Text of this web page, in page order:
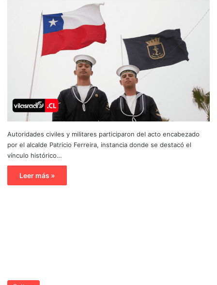
Autoridades civiles y militares participaron del acto encabezado
por el alcalde Patricio Ferreira, instancia donde se destacó el
vínculo histórico…
Leer más »